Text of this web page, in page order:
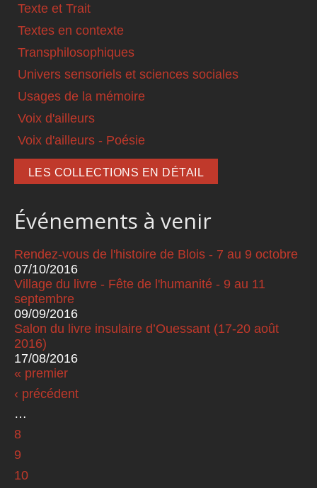
Texte et Trait
Textes en contexte
Transphilosophiques
Univers sensoriels et sciences sociales
Usages de la mémoire
Voix d'ailleurs
Voix d'ailleurs - Poésie
LES COLLECTIONS EN DÉTAIL
Événements à venir
Rendez-vous de l'histoire de Blois - 7 au 9 octobre
07/10/2016
Village du livre - Fête de l'humanité - 9 au 11
septembre
09/09/2016
Salon du livre insulaire d’Ouessant (17-20 août
2016)
17/08/2016
Pages
« premier
‹ précédent
…
8
9
10